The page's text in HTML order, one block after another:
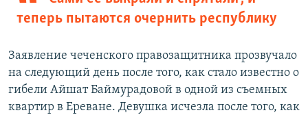
теперь пытаются очернить республику
Заявление чеченского правозащитника прозвучало
на следующий день после того, как стало известно о
гибели Айшат Баймурадовой в одной из съемных
квартир в Ереване. Девушка исчезла после того, как